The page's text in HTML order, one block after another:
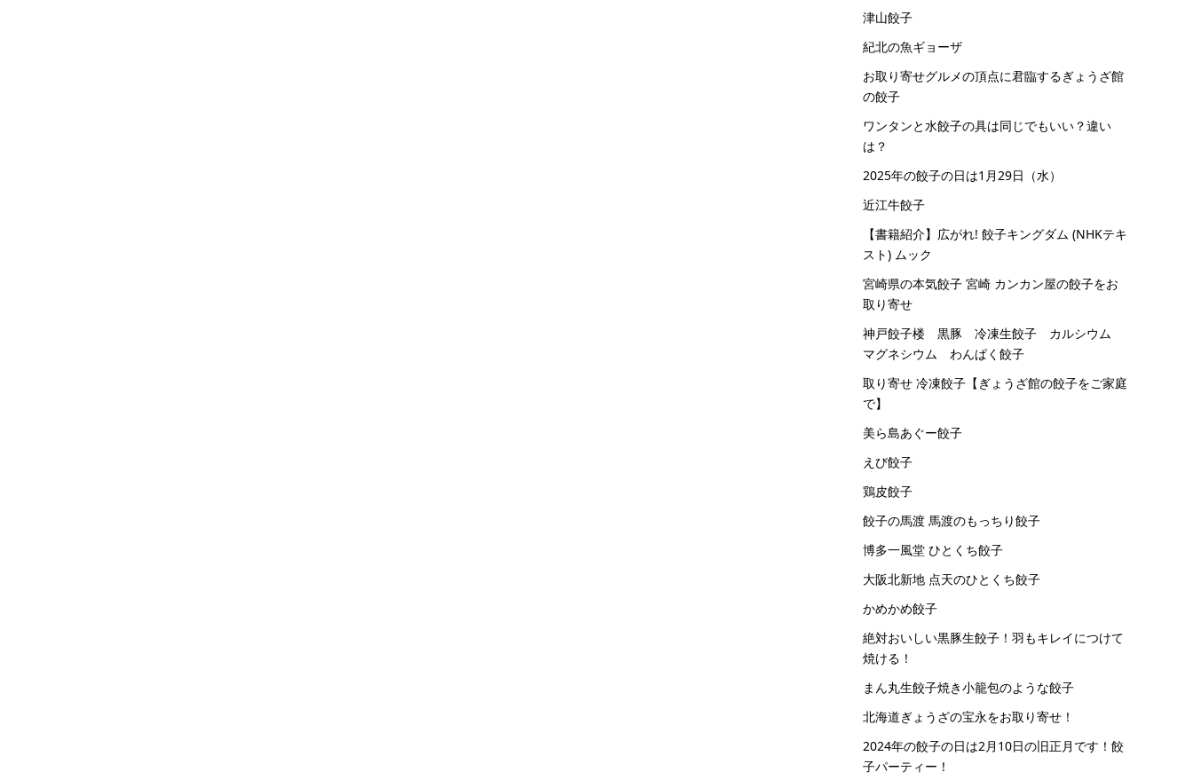
津山餃子
紀北の魚ギョーザ
お取り寄せグルメの頂点に君臨するぎょうざ館
の餃子
ワンタンと水餃子の具は同じでもいい？違い
は？
2025年の餃子の日は1月29日（水）
近江牛餃子
【書籍紹介】広がれ! 餃子キングダム (NHKテキ
スト) ムック
宮崎県の本気餃子 宮崎 カンカン屋の餃子をお
取り寄せ
神戸餃子楼 黒豚 冷凍生餃子 カルシウム
マグネシウム わんぱく餃子
取り寄せ 冷凍餃子【ぎょうざ館の餃子をご家庭
で】
美ら島あぐー餃子
えび餃子
鶏皮餃子
餃子の馬渡 馬渡のもっちり餃子
博多一風堂 ひとくち餃子
大阪北新地 点天のひとくち餃子
かめかめ餃子
絶対おいしい黒豚生餃子！羽もキレイにつけて
焼ける！
まん丸生餃子焼き小籠包のような餃子
北海道ぎょうざの宝永をお取り寄せ！
2024年の餃子の日は2月10日の旧正月です！餃
子パーティー！